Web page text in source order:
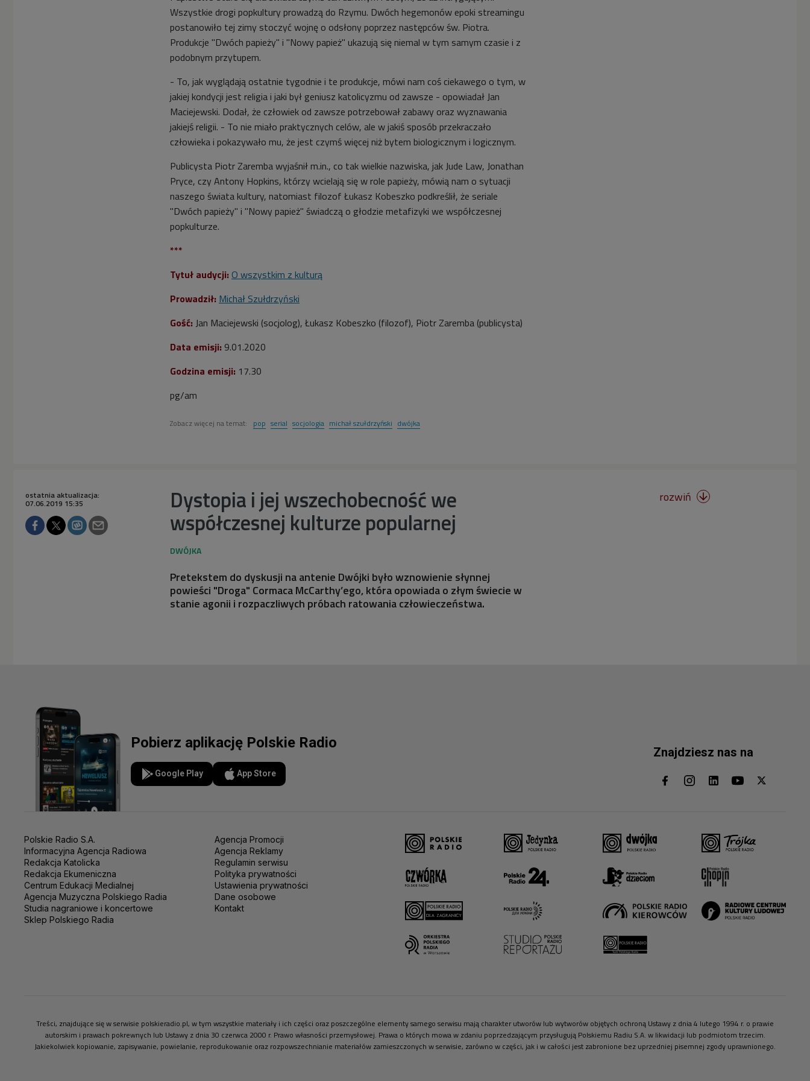
Wszystkie drogi popkultury prowadzą do Rzymu. Dwóch hegemonów epoki streamingu
postanowiło tej zimy stoczyć wojnę o odsłony poprzez następców św. Piotra.
Produkcje "Dwóch papieży" i "Nowy papież" ukazują się niemal w tym samym czasie i z
podobnym przytupem.
- To, jak wyglądają ostatnie tygodnie i te produkcje, mówi nam coś ciekawego o tym, w
jakiej kondycji jest religia i jaki był geniusz katolicyzmu od zawsze - opowiadał Jan
Maciejewski. Dodał, że człowiek od zawsze potrzebował zabawy oraz wyznawania
jakiejś religii. - To nie miało praktycznych celów, ale w jakiś sposób przekraczało
człowieka i pokazywało mu, że jest czymś więcej niż bytem biologicznym i logicznym.
Publicysta Piotr Zaremba wyjaśnił m.in., co tak wielkie nazwiska, jak Jude Law, Jonathan
Pryce, czy Antony Hopkins, którzy wcielają się w role papieży, mówią nam o sytuacji
naszego świata kultury, natomiast filozof Łukasz Kobeszko podkreślił, że seriale
"Dwóch papieży" i "Nowy papież" świadczą o głodzie metafizyki we współczesnej
popkulturze.
***
Tytuł audycji: O wszystkim z kulturą
Prowadził: Michał Szułdrzyński
Gość: Jan Maciejewski (socjolog), Łukasz Kobeszko (filozof), Piotr Zaremba (publicysta)
Data emisji: 9.01.2020
Godzina emisji: 17.30
pg/am
Zobacz więcej na temat: pop serial socjologia michał szułdrzyński dwójka
Dystopia i jej wszechobecność we
współczesnej kulturze popularnej
ostatnia aktualizacja:
07.06.2019 15:35
Pretekstem do dyskusji na antenie Dwójki było wznowienie słynnej
powieści "Droga" Cormaca McCarthy’ego, która opowiada o złym świecie w
stanie agonii i rozpaczliwych próbach ratowania człowieczeństwa.
rozwiń 
Pobierz aplikację Polskie Radio
Google Play App Store
Znajdziesz nas na
Polskie Radio S.A.
Informacyjna Agencja Radiowa
Redakcja Katolicka
Redakcja Ekumeniczna
Centrum Edukacji Medialnej
Agencja Muzyczna Polskiego Radia
Studia nagraniowe i koncertowe
Sklep Polskiego Radia
Agencja Promocji
Agencja Reklamy
Regulamin serwisu
Polityka prywatności
Ustawienia prywatności
Dane osobowe
Kontakt
Treści, znajdujące się w serwisie polskieradio.pl, w tym wszystkie materiały i ich części oraz poszczególne elementy samego serwisu mają charakter utworów lub wytworów objętych ochroną Ustawy z dnia 4 lutego 1994 r. o prawie
autorskim i prawach pokrewnych lub Ustawy z dnia 30 czerwca 2000 r. Prawo własności przemysłowej. Prawa o których mowa w zdaniu poprzedzającym przysługują Polskiemu Radiu S.A. w likwidacji lub podmiotom trzecim.
Jakiekolwiek kopiowanie, zapisywanie, powielanie, reprodukowanie oraz rozpowszechnianie materiałów zamieszczonych w serwisie, zarówno w części, jak i w całości jest zabronione bez uprzedniej pisemnej zgody uprawnionego.